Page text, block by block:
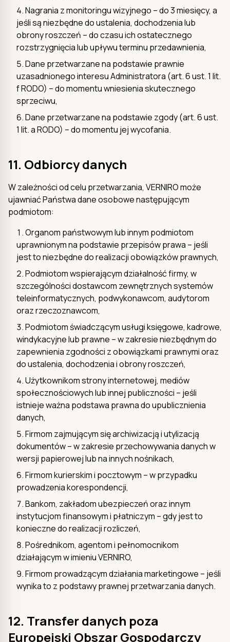
Nagrania z monitoringu wizyjnego – do 3 miesięcy, a
jeśli są niezbędne do ustalenia, dochodzenia lub
obrony roszczeń – do czasu ich ostatecznego
rozstrzygnięcia lub upływu terminu przedawnienia,
Dane przetwarzane na podstawie prawnie
uzasadnionego interesu Administratora (art. 6 ust. 1 lit.
f RODO) – do momentu wniesienia skutecznego
sprzeciwu,
Dane przetwarzane na podstawie zgody (art. 6 ust.
1 lit. a RODO) – do momentu jej wycofania.
11. Odbiorcy danych
W zależności od celu przetwarzania, VERNIRO może
ujawniać Państwa dane osobowe następującym
podmiotom:
Organom państwowym lub innym podmiotom
uprawnionym na podstawie przepisów prawa – jeśli
jest to niezbędne do realizacji obowiązków prawnych,
Podmiotom wspierającym działalność firmy, w
szczególności dostawcom zewnętrznych systemów
teleinformatycznych, podwykonawcom, audytorom
oraz rzeczoznawcom,
Podmiotom świadczącym usługi księgowe, kadrowe,
windykacyjne lub prawne – w zakresie niezbędnym do
zapewnienia zgodności z obowiązkami prawnymi oraz
do ustalenia, dochodzenia i obrony roszczeń,
Użytkownikom strony internetowej, mediów
społecznościowych lub innej publiczności – jeśli
istnieje ważna podstawa prawna do upublicznienia
danych,
Firmom zajmującym się archiwizacją i utylizacją
dokumentów – w zakresie przechowywania danych w
wersji papierowej lub na innych nośnikach,
Firmom kurierskim i pocztowym – w przypadku
prowadzenia korespondencji,
Bankom, zakładom ubezpieczeń oraz innym
instytucjom finansowym i płatniczym – gdy jest to
konieczne do realizacji rozliczeń,
Pośrednikom, agentom i pełnomocnikom
działającym w imieniu VERNIRO,
Firmom prowadzącym działania marketingowe – jeśli
wynika to z podstawy prawnej przetwarzania danych.
12. Transfer danych poza
Europejski Obszar Gospodarczy